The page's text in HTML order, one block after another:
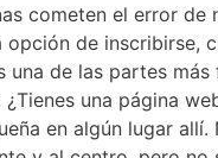
cometen el error de
opción de inscribirse,
una de las partes más
una página
en algún lugar allí.